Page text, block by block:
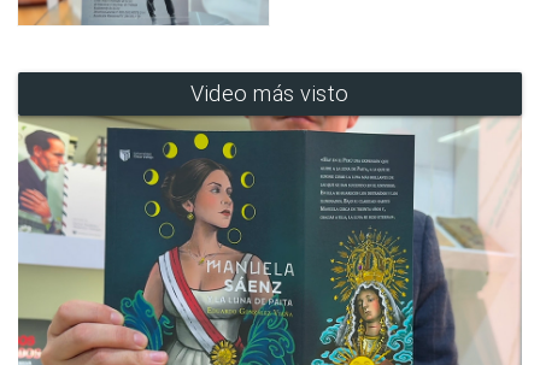
Video más visto